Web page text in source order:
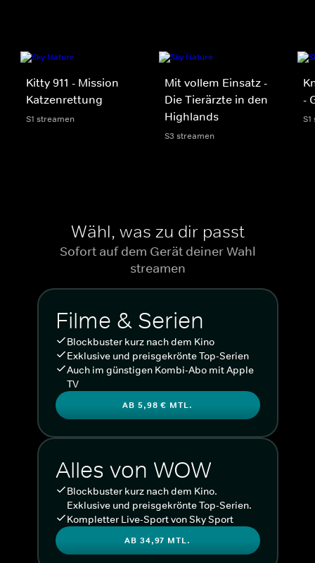
Kitty 911 - Mission
Katzenrettung
S1 streamen
Mit vollem Einsatz -
Die Tierärzte in den
Highlands
S3 streamen
-
Wähl, was zu dir passt
Sofort auf dem Gerät deiner Wahl
streamen
Filme & Serien
Blockbuster kurz nach dem Kino
Exklusive und preisgekrönte Top-Serien
Auch im günstigen Kombi-Abo mit Apple
TV
AB 5,98 € MTL.
Alles von WOW
Blockbuster kurz nach dem Kino.
Exklusive und preisgekrönte Top-Serien.
Kompletter Live-Sport von Sky Sport
AB 34,97 MTL.